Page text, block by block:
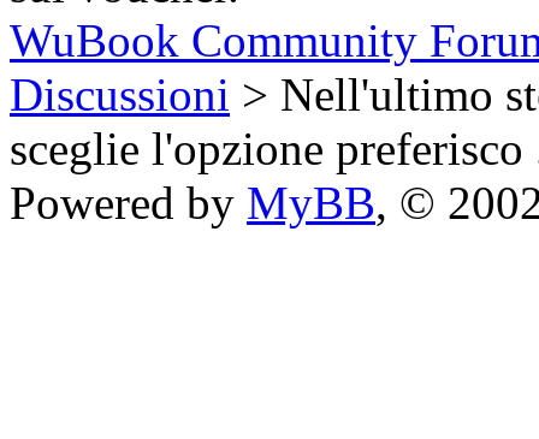
WuBook Community
Discussioni > Nell'ultimo
sceglie l'opzione preferisco
Powered by MyBB, ©